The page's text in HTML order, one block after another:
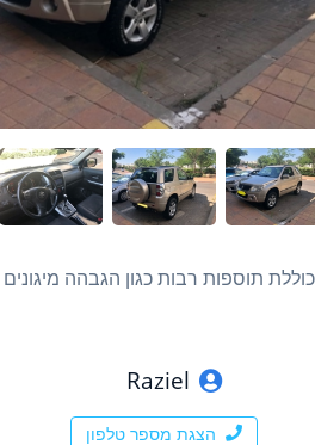
תוספות רבות כגון הגבהה
Raziel
הצגת מספר טלפון